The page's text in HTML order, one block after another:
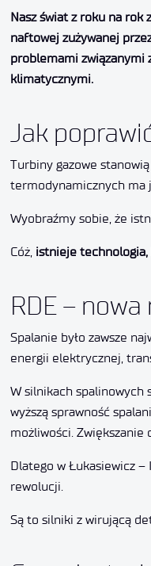
Nasz świat z roku na
naftowej zużywanej
problemami związanymi
klimatycznymi.
Jak
Turbiny gazowe
termodynamicznych ma
Wyobraźmy sobie, że
Cóż, istnieje
RDE –
Spalanie było zawsze
energii elektrycznej,
W silnikach spalinowych
wyższą sprawność
możliwości.
Dlatego w Łukasiewicz
rewolucji.
Są to silniki z wirującą